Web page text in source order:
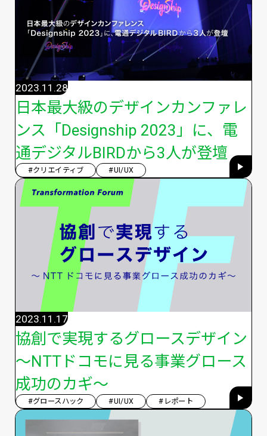
日本最大級のデザインカンファレ
ンス「Designship 2023」に、電
通デジタルBIRDから3人が登壇
2023.11.28
#クリエイティブ #UI/UX
協創で実現するグロースデザイン
～NTTドコモに見る事業グロース
成功のカギ～
2023.11.17
#グロースハック #UI/UX #レポート